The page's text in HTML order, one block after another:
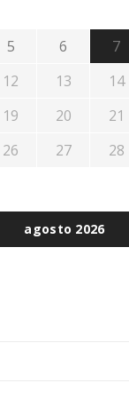
agosto 2026
5 6 7
12 13 14
19 20 21
26 27 28